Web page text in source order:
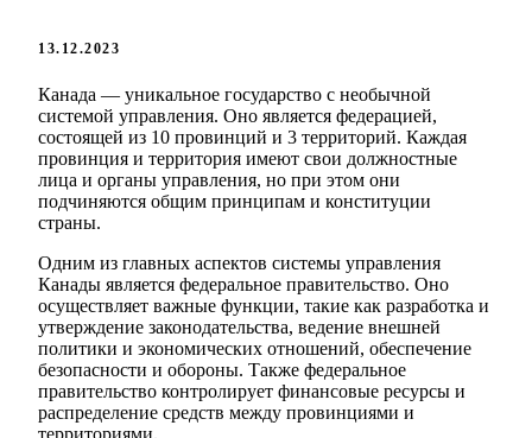
13.12.2023
Канада — уникальное государство с необычной
системой управления. Оно является федерацией,
состоящей из 10 провинций и 3 территорий. Каждая
провинция и территория имеют свои должностные
лица и органы управления, но при этом они
подчиняются общим принципам и конституции
страны.
Одним из главных аспектов системы управления
Канады является федеральное правительство. Оно
осуществляет важные функции, такие как разработка и
утверждение законодательства, ведение внешней
политики и экономических отношений, обеспечение
безопасности и обороны. Также федеральное
правительство контролирует финансовые ресурсы и
распределение средств между провинциями и